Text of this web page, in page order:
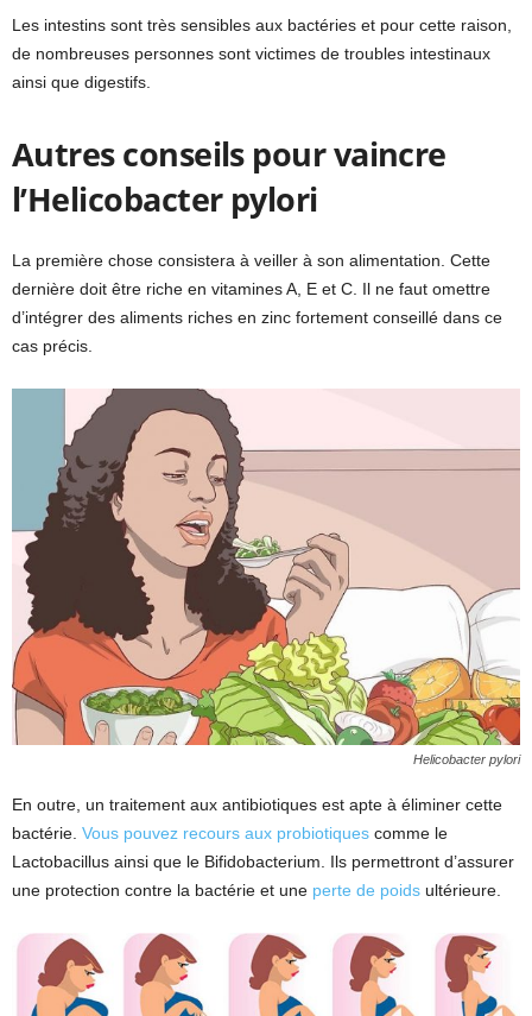
Les intestins sont très sensibles aux bactéries et pour cette raison,
de nombreuses personnes sont victimes de troubles intestinaux
ainsi que digestifs.
Autres conseils pour vaincre
l’Helicobacter pylori
La première chose consistera à veiller à son alimentation. Cette
dernière doit être riche en vitamines A, E et C. Il ne faut omettre
d’intégrer des aliments riches en zinc fortement conseillé dans ce
cas précis.
Helicobacter pylori
En outre, un traitement aux antibiotiques est apte à éliminer cette
bactérie. Vous pouvez recours aux probiotiques comme le
Lactobacillus ainsi que le Bifidobacterium. Ils permettront d’assurer
une protection contre la bactérie et une perte de poids ultérieure.